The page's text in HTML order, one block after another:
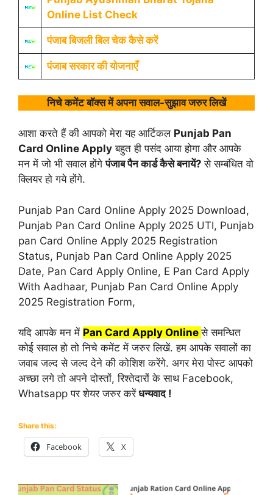
Online List Check
पंजाब बिजली बिल चेक कैसे करें
पंजाब सरकार की योजनाएँ
निचे कमेंट बॉक्स में अपना सवाल-सुझाव जरुर लिखें
आशा करते हैं की आपको मेरा यह आर्टिकल Punjab Pan
Card Online Apply बहुत ही पसंद आया होगा और आपके
मन में जो भी सवाल होंगेपंजाब पैन कार्ड कैसे बनायें?से सम्बंधित वो
क्लियर हो गये होंगे.
Punjab Pan Card Online Apply 2025 Download,
Punjab Pan Card Online Apply 2025 UTI, Punjab
pan Card Online Apply 2025 Registration
Status, Punjab Pan Card Online Apply 2025
Date, Pan Card Apply Online, E Pan Card Apply
With Aadhaar, Punjab Pan Card Online Apply
2025 Registration Form,
यदि आपके मन में Pan Card Apply Online से समन्धित
कोई सवाल हो तो निचे कमेंट में जरुर लिखें. हम आपके सवालों का
जवाब जल्द से जल्द देने की कोशिश करेंगे. अगर मेरा पोस्ट आपको
अच्छा लगे तो अपने दोस्तों, रिश्तेदारों के साथ Facebook,
Whatsapp पर शेयर जरुर करेंधन्यवाद !
Share this:
Facebook X